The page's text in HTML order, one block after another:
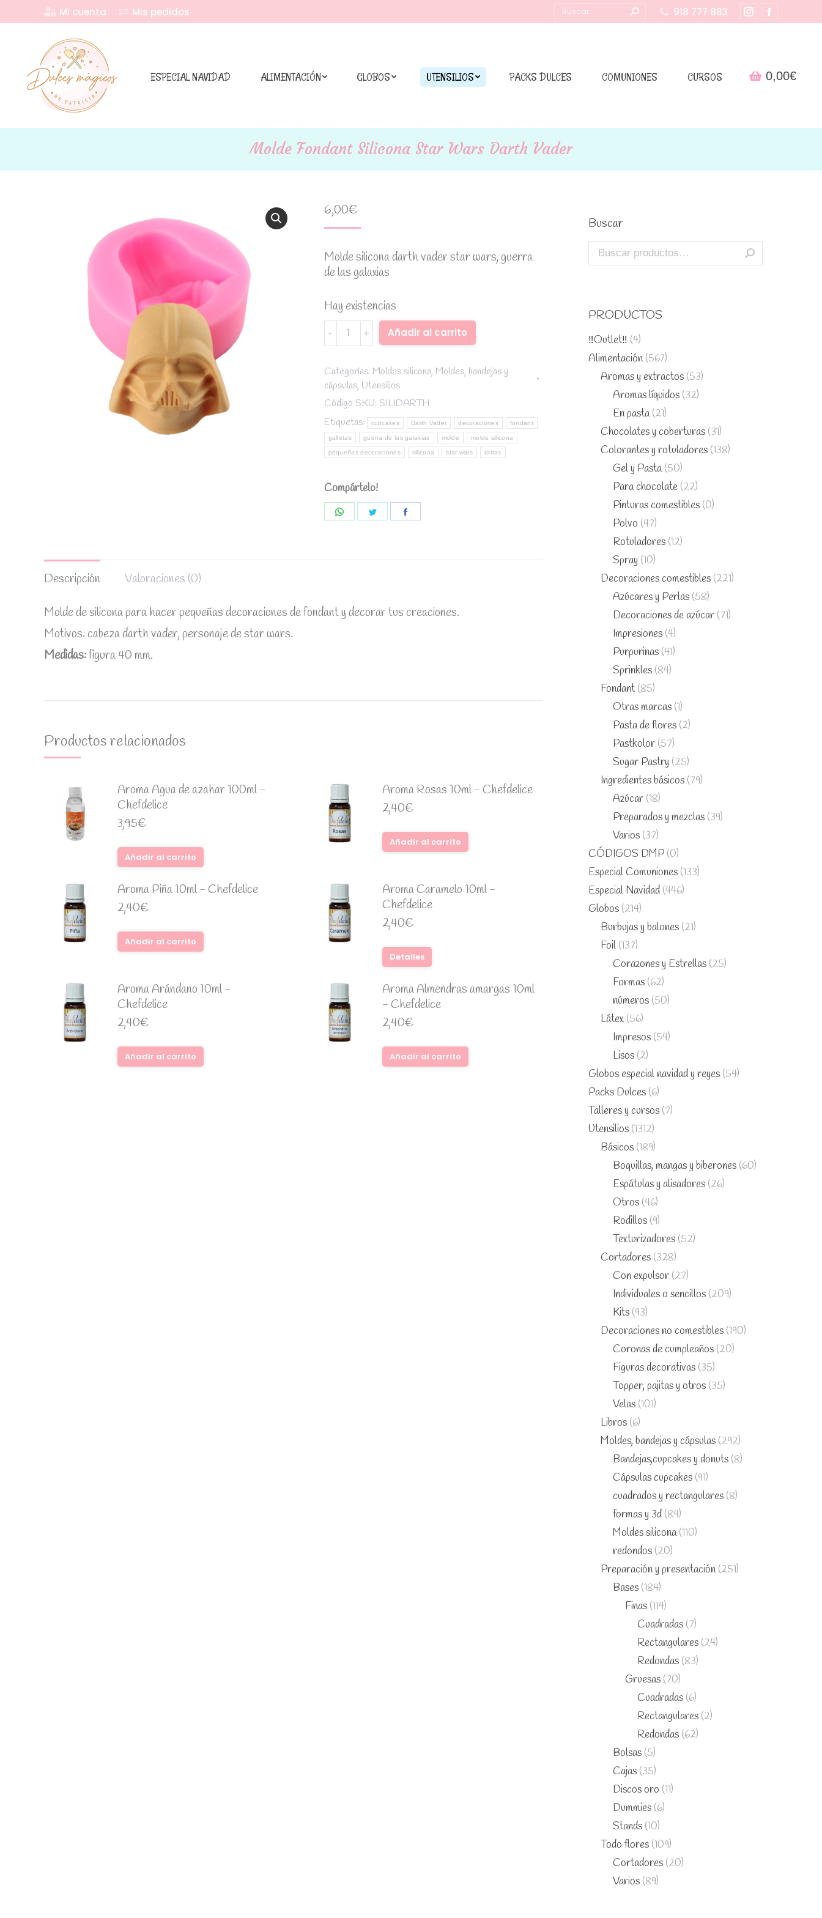
Mi cuenta Mis pedidos Buscar: 918 777 883
Instagram
in
Facebook
in
ESPECIAL NAVIDAD ALIMENTACIÓN GLOBOS UTENSILIOS PACKS DULCES COMUNIONES CURSOS 0,00€
Molde Fondant Silicona Star Wars Darth Vader
6,00€
Molde silicona darth vader star wars, guerra
de las galaxias
Hay existencias
Molde
fondant
Star
Wars
darth
vader
quantity
Añadir al carrito Alternative:
Categorías: Moldes silicona, Moldes, bandejas y
cápsulas, Utensilios
Código SKU: SILIDARTH
Etiquetas:
cupcakes Darth Vader decoraciones fondant
galletas guerra de las galaxias molde molde silicona
pequeñas decoraciones silicona star wars tartas
Compártelo!
Share
Share
Descripción Valoraciones (0)
Molde de silicona para hacer pequeñas decoraciones de fondant y decorar tus creaciones.
Motivos: cabeza darth vader, personaje de star wars.
Medidas:figura 40 mm.
Productos relacionados
Aroma Agua de azahar 100ml -
Chefdelice
3,95€
Añadir al carrito
Aroma Rosas 10ml - Chefdelice
2,40€
Añadir al carrito
Aroma Piña 10ml - Chefdelice
2,40€
Añadir al carrito
Aroma Caramelo 10ml -
Chefdelice
2,40€
Detalles
Aroma Arándano 10ml -
Chefdelice
2,40€
Añadir al carrito
Aroma Almendras amargas 10ml
- Chefdelice
2,40€
Añadir al carrito
Buscar
PRODUCTOS
‼️Outlet‼️ (4)
Alimentación (567)
Aromas y extractos (53)
Aromas líquidos (32)
En pasta (21)
Chocolates y coberturas (31)
Colorantes y rotuladores (138)
Gel y Pasta (50)
Para chocolate (22)
Pinturas comestibles (0)
Polvo (47)
Rotuladores (12)
Spray (10)
Decoraciones comestibles (221)
Azúcares y Perlas (58)
Decoraciones de azúcar (71)
Impresiones (4)
Purpurinas (41)
Sprinkles (84)
Fondant (85)
Otras marcas (1)
Pasta de flores (2)
Pastkolor (57)
Sugar Pastry (25)
Ingredientes básicos (79)
Azúcar (18)
Preparados y mezclas (39)
Varios (37)
CÓDIGOS DMP (0)
Especial Comuniones (133)
Especial Navidad (446)
Globos (214)
Burbujas y balones (21)
Foil (137)
Corazones y Estrellas (25)
Formas (62)
números (50)
Látex (56)
Impresos (54)
Lisos (2)
Globos especial navidad y reyes (54)
Packs Dulces (6)
Talleres y cursos (7)
Utensilios (1312)
Básicos (189)
Boquillas, mangas y biberones (60)
Espátulas y alisadores (26)
Otros (46)
Rodillos (9)
Texturizadores (52)
Cortadores (328)
Con expulsor (27)
Individuales o sencillos (209)
Kits (93)
Decoraciones no comestibles (190)
Coronas de cumpleaños (20)
Figuras decorativas (35)
Topper, pajitas y otros (35)
Velas (101)
Libros (6)
Moldes, bandejas y cápsulas (292)
Bandejas,cupcakes y donuts (8)
Cápsulas cupcakes (91)
cuadrados y rectangulares (8)
formas y 3d (84)
Moldes silicona (110)
redondos (20)
Preparación y presentación (251)
Bases (184)
Finas (114)
Cuadradas (7)
Rectangulares (24)
Redondas (83)
Gruesas (70)
Cuadradas (6)
Rectangulares (2)
Redondas (62)
Bolsas (5)
Cajas (35)
Discos oro (11)
Dummies (6)
Stands (10)
Todo flores (109)
Cortadores (20)
Varios (89)